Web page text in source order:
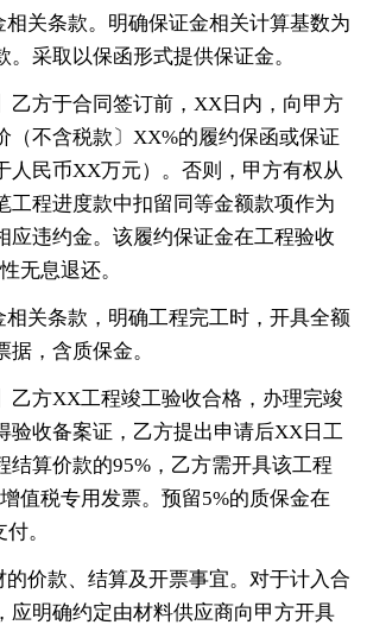
相关条款。明确保证金相关计算基数为
。采取以保函形式提供保证金。
乙方于合同签订前，XX日内，向甲方
（不含税款〕XX%的履约保函或保证
人民币XX万元）。否则，甲方有权从
工程进度款中扣留同等金额款项作为
应违约金。该履约保证金在工程验收
无息退还。
相关条款，明确工程完工时，开具全额
，含质保金。
乙方XX工程竣工验收合格，办理完竣
验收备案证，乙方提出申请后XX日工
结算价款的95%，乙方需开具该工程
值税专用发票。预留5%的质保金在
。
的价款、结算及开票事宜。对于计入合
应明确约定由材料供应商向甲方开具